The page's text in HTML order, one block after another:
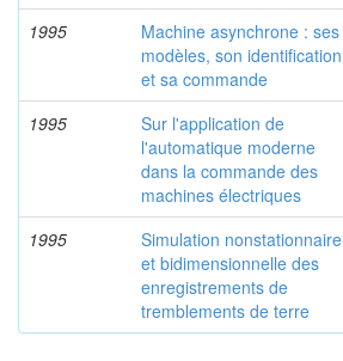
1995
Machine asynchrone : ses
modèles, son identification
et sa commande
1995
Sur l'application de
l'automatique moderne
dans la commande des
machines électriques
1995
Simulation nonstationnaire
et bidimensionnelle des
enregistrements de
tremblements de terre